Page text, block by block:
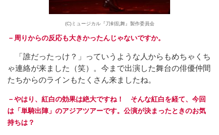
(C)ミュージカル『刀剣乱舞』製作委員会
－周りからの反応も大きかったんじゃないですか。
「誰だったっけ？」っていうような人からもめちゃくち
ゃ連絡が来ました（笑）。今まで出演した舞台の俳優仲間
たちからのラインもたくさん来ましたね。
－やはり、紅白の効果は絶大ですね！ そんな紅白を経て、今回
は「単騎出陣」のアジアツアーです。公演が決まったときのお気
持ちは？